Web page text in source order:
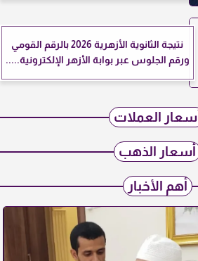
نتيجة الثانوية الأزهرية 2026 بالرقم القومي
ورقم الجلوس عبر بوابة الأزهر الإلكترونية.....
أسعار العملات
أسعار الذهب
أهم الأخبار